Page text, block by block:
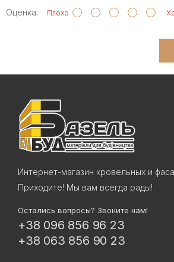
Оценка: Плохо
Интернет-магазин кровельных и
Приходите! Мы вам всегда рады!
Остались вопросы? Звоните нам!
+38 096 856 96 23
+38 063 856 90 23